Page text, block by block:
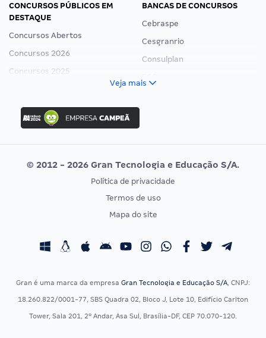
CONCURSOS PÚBLICOS EM
DESTAQUE
Concursos Abertos
Concursos 2026
Concursos 2025
Concurso Ibama
Concurso MPU
Editais publicados
BANCAS DE CONCURSOS
Cebraspe
Cesgranrio
Consulplan
Vunesp
CONCURSOS POR PROFISSÃO
Concursos Fiscais
EXAME DE ORDEM
Calendário OAB
Veja mais
© 2012 - 2026 Gran Tecnologia e Educação S/A.
Política de privacidade
Termos de uso
Mapa do site
Gran é uma marca da empresa Gran Tecnologia e Educação S/A, CNPJ:
18.260.822/0001-77, SBS Quadra 02, Bloco J, Lote 10, Edifício Carlton
Tower, Sala 201, 2º Andar, Asa Sul, Brasília-DF, CEP 70.070-120.